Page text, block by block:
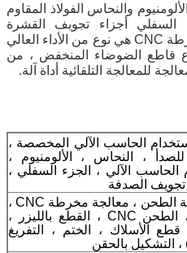
والنحاس الفولاذ المقاوم
السفلي أجزاء تجويف القشرة
والملحقات الإنتاج المخصص. مخرطة CNC هي نوع من الأداء العالي
قاطع الضوضاء المنخفض ، من
الحاسب الآلي المخصصة ،
للصدأ ، النحاس ، الألومنيوم ،
الحاسب الآلي ، الجزء السفلي ،
تجويف الصدفة
CNC ، معالجة آلة الطحن ، معالجة مخرطة CNC ،
الخراطة CNC ، الطحن CNC ، القطع بالليزر ،
قطع الأسلاك ، الختم ، التفريغ